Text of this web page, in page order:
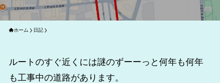
ホーム 日記
ルートのすぐ近くには謎のずーーっと何年も何年
も工事中の道路があります。